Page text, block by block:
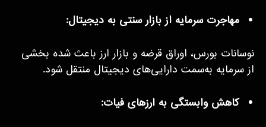
مهاجرت سرمایه از بازار سنتی به دیجیتال:
نوسانات بورس، اوراق قرضه و بازار ارز باعث شده بخشی
از سرمایه به‌سمت دارایی‌های دیجیتال منتقل شود.
کاهش وابستگی به ارزهای فیات: